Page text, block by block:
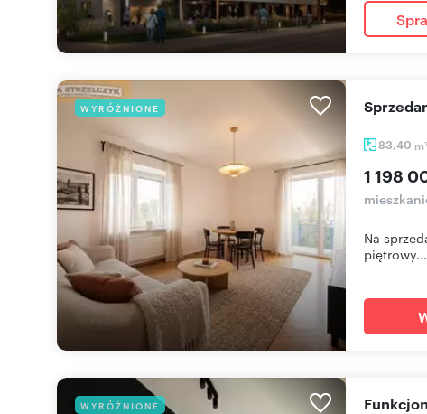
WYRÓŻNIONE
83,40 m2
1 198
Na
piętrowy...
WYRÓŻNIONE